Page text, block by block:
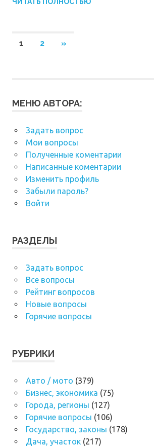
Навигация
1 2
СЛЕДУЮЩИЕ
»
МЕНЮ АВТОРА:
Задать вопрос
Мои вопросы
Полученные коментарии
Написанные коментарии
Изменить профиль
Забыли пароль?
Войти
РАЗДЕЛЫ
Задать вопрос
Все вопросы
Рейтинг вопросов
Новые вопросы
Горячие вопросы
РУБРИКИ
Авто / мото (379)
Бизнес, экономика (75)
Города, регионы (127)
Горячие вопросы (106)
Государство, законы (178)
Дача, участок(217)